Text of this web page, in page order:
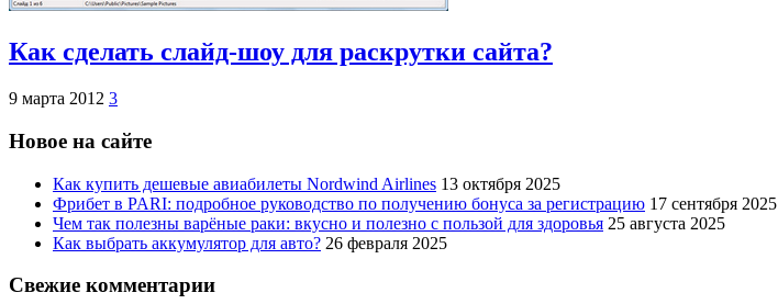
Как сделать слайд-шоу для раскрутки сайта?
9 марта 2012 3
Новое на сайте
Как купить дешевые авиабилеты Nordwind Airlines 13 октября 2025
Фрибет в PARI: подробное руководство по получению бонуса за регистрацию 17 сентября 2025
Чем так полезны варёные раки: вкусно и полезно с пользой для здоровья 25 августа 2025
Как выбрать аккумулятор для авто? 26 февраля 2025
Свежие комментарии